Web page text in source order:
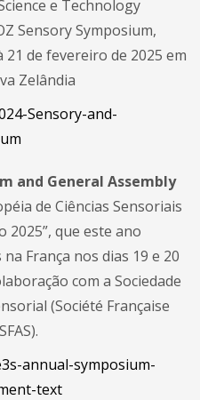
e Technology
Sensory Symposium,
21 de fevereiro de 2025 em
Zelândia
Sensory-and-
and General Assembly
de Ciências Sensoriais
2025”, que este ano
França nos dias 19 e 20
com a Sociedade
(Société Française
annual-symposium-
text